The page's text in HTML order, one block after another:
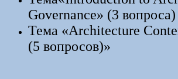
Governance» (3 вопроса)
Тема «Architecture
(5 вопросов)»